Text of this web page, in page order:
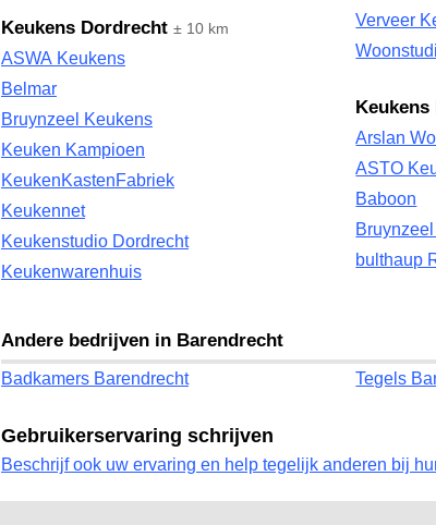
Keukens Dordrecht ± 10 km
ASWA Keukens
Belmar
Bruynzeel Keukens
Keuken Kampioen
KeukenKastenFabriek
Keukennet
Keukenstudio Dordrecht
Keukenwarenhuis
Verveer
Keukens
Arslan
ASTO
Baboon
bulthaup
Andere bedrijven in Barendrecht
Badkamers Barendrecht Tegels
Gebruikerservaring schrijven
Beschrijf ook uw ervaring en help tegelijk anderen bij